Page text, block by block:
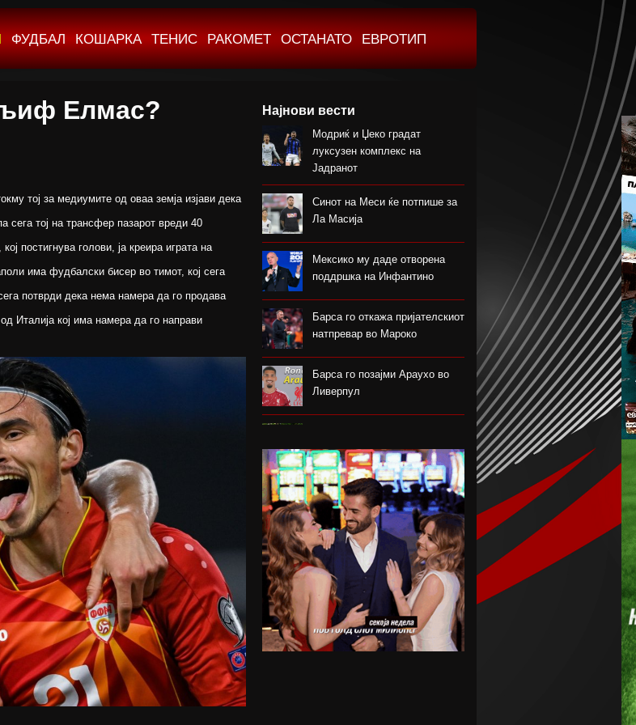
ФУДБАЛ КОШАРКА ТЕНИС РАКОМЕТ ОСТАНАТО ЕВРОТИП
Елмас?
тој за медиумите од оваа земја изјави дека
сега тој на трансфер пазарот вреди 40
постигнува голови, ја креира играта на
има фудбалски бисер во тимот, кој сега
потврди дека нема намера да го продава
Италија кој има намера да го направи
Најнови вести
Модриќ и Џеко градат
луксузен комплекс на
Јадранот
Синот на Меси ќе потпише за
Ла Масија
Мексико му даде отворена
поддршка на Инфантино
Барса го откажа пријателскиот
натпревар во Мароко
Барса го позајми Араухо во
Ливерпул
век се врати во Монтреал
ФК Пелистер со заштитен
бренд по 81 година постоење !
Артета: Мојот Арсенал учи од
грешките
Лука Зидан се раздели со
Гранада